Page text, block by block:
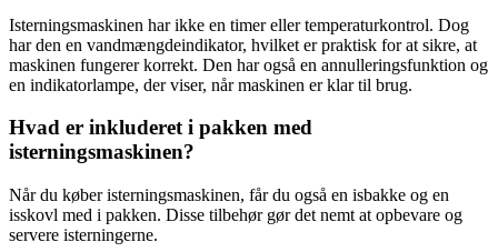
Isterningsmaskinen har ikke en timer eller temperaturkontrol. Dog
har den en vandmængdeindikator, hvilket er praktisk for at sikre, at
maskinen fungerer korrekt. Den har også en annulleringsfunktion og
en indikatorlampe, der viser, når maskinen er klar til brug.
Hvad er inkluderet i pakken med
isterningsmaskinen?
Når du køber isterningsmaskinen, får du også en isbakke og en
isskovl med i pakken. Disse tilbehør gør det nemt at opbevare og
servere isterningerne.